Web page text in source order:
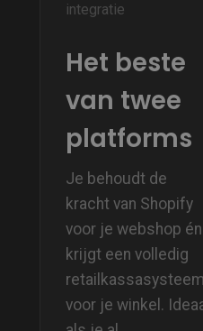
integratie
Het beste
van twee
platforms
Je behoudt de
kracht van Shopify
voor je webshop én
krijgt een volledig
retailkassasysteem
voor je winkel.